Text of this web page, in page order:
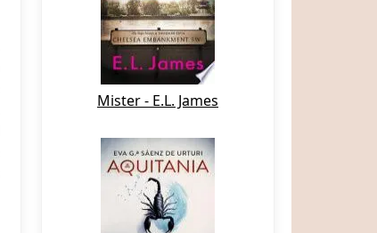
Mister - E.L. James